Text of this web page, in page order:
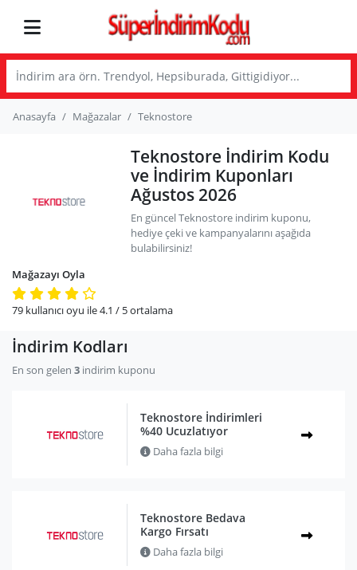
Anasayfa Mağazalar Teknostore
Mağazayı Oyla
79 kullanıcı oyu ile4.1 / 5ortalama
Teknostore İndirim Kodu
ve İndirim Kuponları
Ağustos 2026
En güncel Teknostore indirim kuponu,
hediye çeki ve kampanyalarını aşağıda
bulabilirsiniz!
İndirim Kodları
En son gelen 3 indirim kuponu
Teknostore İndirimleri
%40 Ucuzlatıyor
Daha fazla bilgi
Teknostore Bedava
Kargo Fırsatı
Daha fazla bilgi